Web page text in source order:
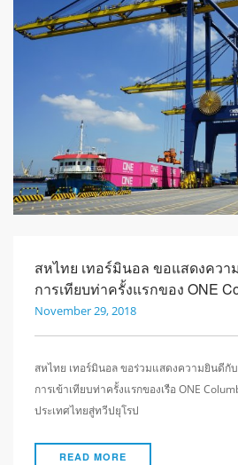
สหไทย เทอร์มินอล ขอแสดงควา
การเทียบท่าครั้งแรกของ ONE
November 29, 2018
สหไทย เทอร์มินอล ขอร่วมแสดงความยินดีกับ
การเข้าเทียบท่าครั้งแรกของเรือ ONE
ประเทศไทยสู่ทวีปยุโรป
READ MORE